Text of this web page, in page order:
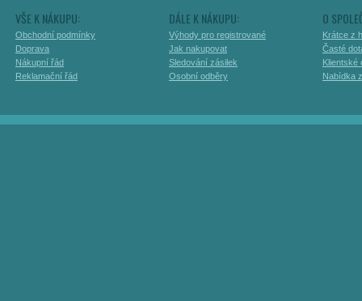
VŠE K NÁKUPU:
Obchodní podmínky
Doprava
Nákupní řád
Reklamační řád
DÁLE K NÁKUPU:
Výhody pro registrované
Jak nakupovat
Sledování zásilek
Osobní odběry
O
Krátce z
Časté
Klientské
Nabídka